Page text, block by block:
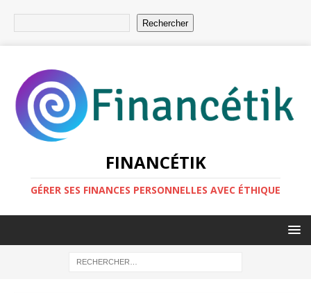
Rechercher
FINANCÉTIK
GÉRER SES FINANCES PERSONNELLES AVEC ÉTHIQUE